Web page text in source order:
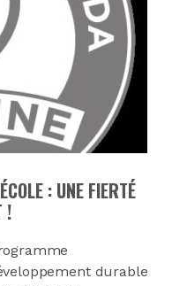
: UNE FIERTÉ
!
durable